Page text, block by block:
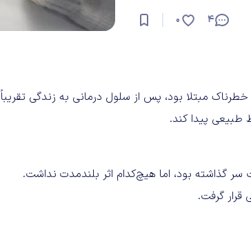
4
0
مبتلا بود، پس از سلول درمانی به زندگی تقریباً
طبیعی پیدا کند.
درمان مختلف را پشت سر گذاشته بود، اما هیچ‌کدام اثر بلندمدت نداشت.
قرار گرفت.